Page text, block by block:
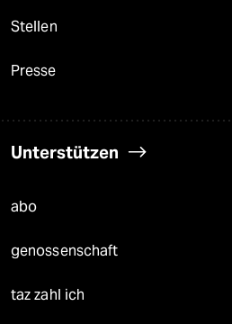
Stellen
Presse
Unterstützen
abo
genossenschaft
taz zahl ich